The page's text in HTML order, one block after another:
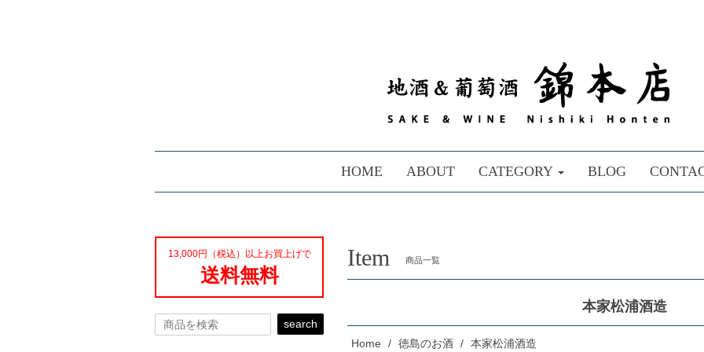
HOME ABOUT CATEGORY BLOG
Item 商品一覧
本家松浦酒造
Home 徳島のお酒 本家松浦酒造
13,000円（税込）以上お買上げで
送料無料
search